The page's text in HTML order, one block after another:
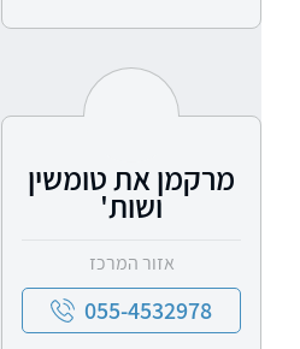
מרקמן את טומשין
ושות'
אזור המרכז
055-4532978